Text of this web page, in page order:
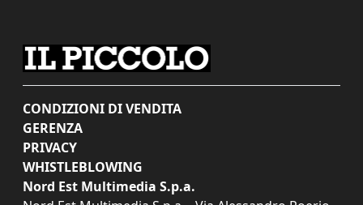
CONDIZIONI DI VENDITA
GERENZA
PRIVACY
WHISTLEBLOWING
Nord Est Multimedia S.p.a.